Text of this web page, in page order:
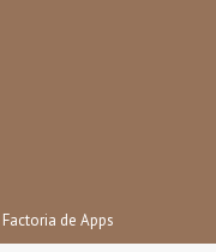
Factoria de Apps